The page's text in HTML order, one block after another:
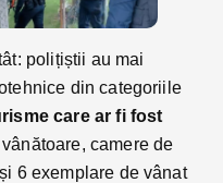
polițiștii au mai
din categoriile
care ar fi fost
camere de
6 exemplare de vânat